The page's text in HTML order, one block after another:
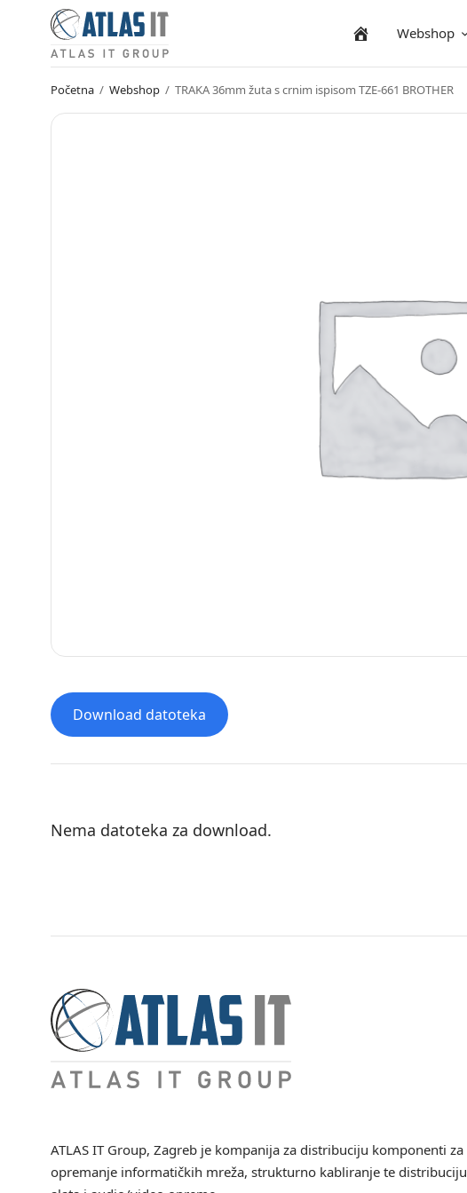
NaslovnicaWebshop
Početna / Webshop / TRAKA 36mm žuta s crnim ispisom TZE-661 BROTHER
Download datoteka
Nema datoteka za download.
ATLAS IT Group, Zagreb je kompanija za distribuciju komponenti za
opremanje informatičkih mreža, strukturno kabliranje te distribuciju